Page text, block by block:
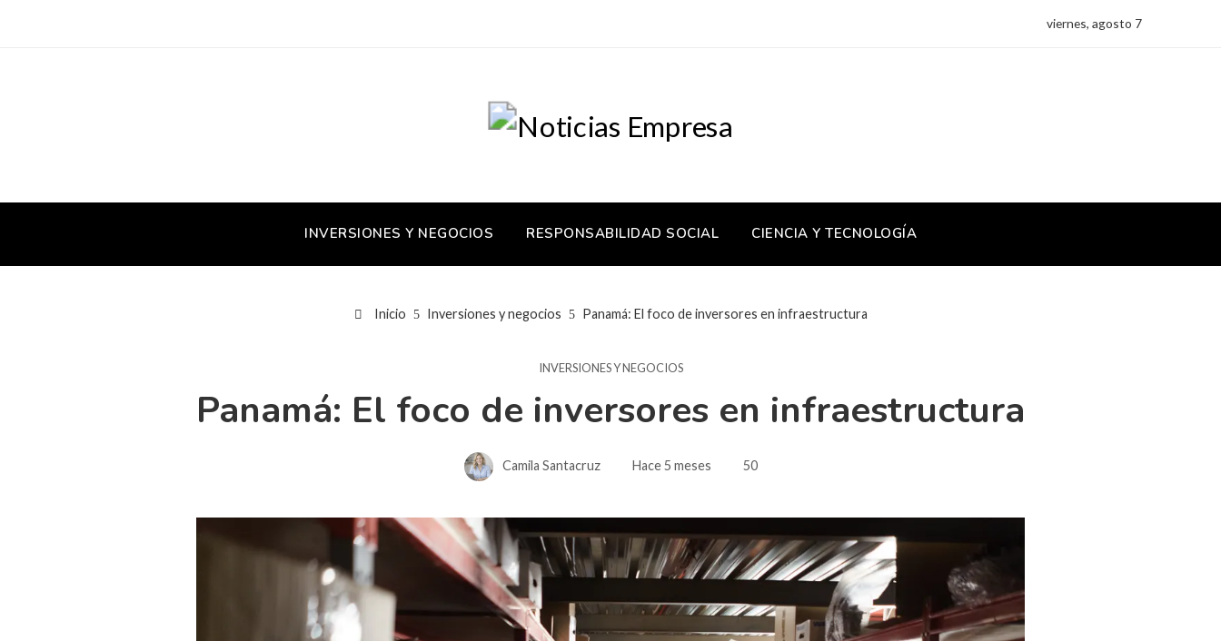
viernes, agosto 7
INVERSIONES Y NEGOCIOS RESPONSABILIDAD SOCIAL CIENCIA Y TECNOLOGÍA
Inicio Inversiones y negocios Panamá: El foco de inversores en infraestructura
INVERSIONES Y NEGOCIOS
Panamá: El foco de inversores en infraestructura
Camila Santacruz Hace 5 meses 50